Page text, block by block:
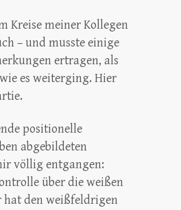
Kreise meiner Kollegen
– und musste einige
ertragen, als
es weiterging. Hier
positionelle
abgebildeten
völlig entgangen:
über die weißen
hat den weißfeldrigen